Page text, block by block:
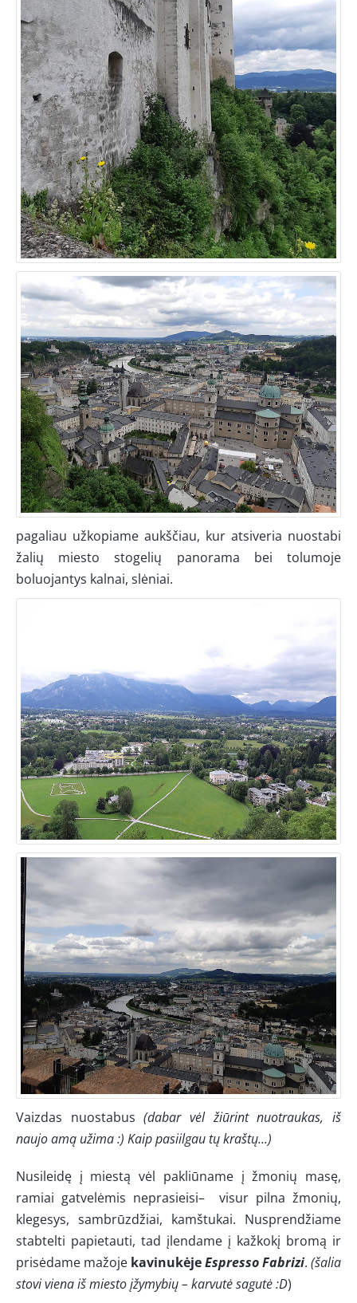
pagaliau užkopiame aukščiau, kur atsiveria nuostabi
žalių miesto stogelių panorama bei tolumoje
boluojantys kalnai, slėniai.
Vaizdas nuostabus(dabar vėl žiūrint nuotraukas, iš
naujo amą užima :) Kaip pasiilgau tų kraštų...)
Nusileidę į miestą vėl pakliūname į žmonių masę,
ramiai gatvelėmis neprasieisi– visur pilna žmonių,
klegesys, sambrūzdžiai, kamštukai. Nusprendžiame
stabtelti papietauti, tad įlendame į kažkokį bromą ir
prisėdame mažoje kavinukėjeEspresso Fabrizi. (šalia
stovi viena iš miesto įžymybių – karvutė sagutė :D)